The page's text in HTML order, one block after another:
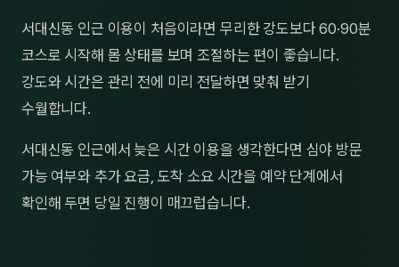
서대신동 인근 이용이 처음이라면 무리한 강도보다 60·90분
코스로 시작해 몸 상태를 보며 조절하는 편이 좋습니다.
강도와 시간은 관리 전에 미리 전달하면 맞춰 받기
수월합니다.
서대신동 인근에서 늦은 시간 이용을 생각한다면 심야 방문
가능 여부와 추가 요금, 도착 소요 시간을 예약 단계에서
확인해 두면 당일 진행이 매끄럽습니다.